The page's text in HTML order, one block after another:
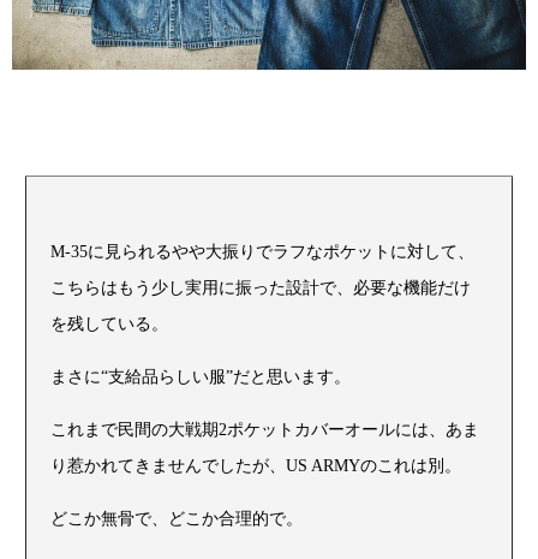
M-35に見られるやや大振りでラフなポケットに対して、
こちらはもう少し実用に振った設計で、必要な機能だけ
を残している。
まさに“支給品らしい服”だと思います。
これまで民間の大戦期2ポケットカバーオールには、あま
り惹かれてきませんでしたが、US ARMYのこれは別。
どこか無骨で、どこか合理的で。